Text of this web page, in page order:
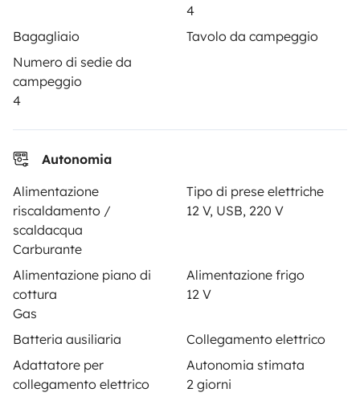
4
Bagagliaio
Tavolo da campeggio
Numero di sedie da
campeggio
4
Autonomia
Alimentazione
riscaldamento /
scaldacqua
Carburante
Tipo di prese elettriche
12 V, USB, 220 V
Alimentazione piano di
cottura
Gas
Alimentazione frigo
12 V
Batteria ausiliaria
Collegamento elettrico
Adattatore per
collegamento elettrico
Autonomia stimata
2 giorni
PROPRIETARI
Inserire un veicolo
Contratto di viaggio
Assicurazione camper
Assistenza stradale
Aiuto proprietario
Scaricare in
Disponibile su